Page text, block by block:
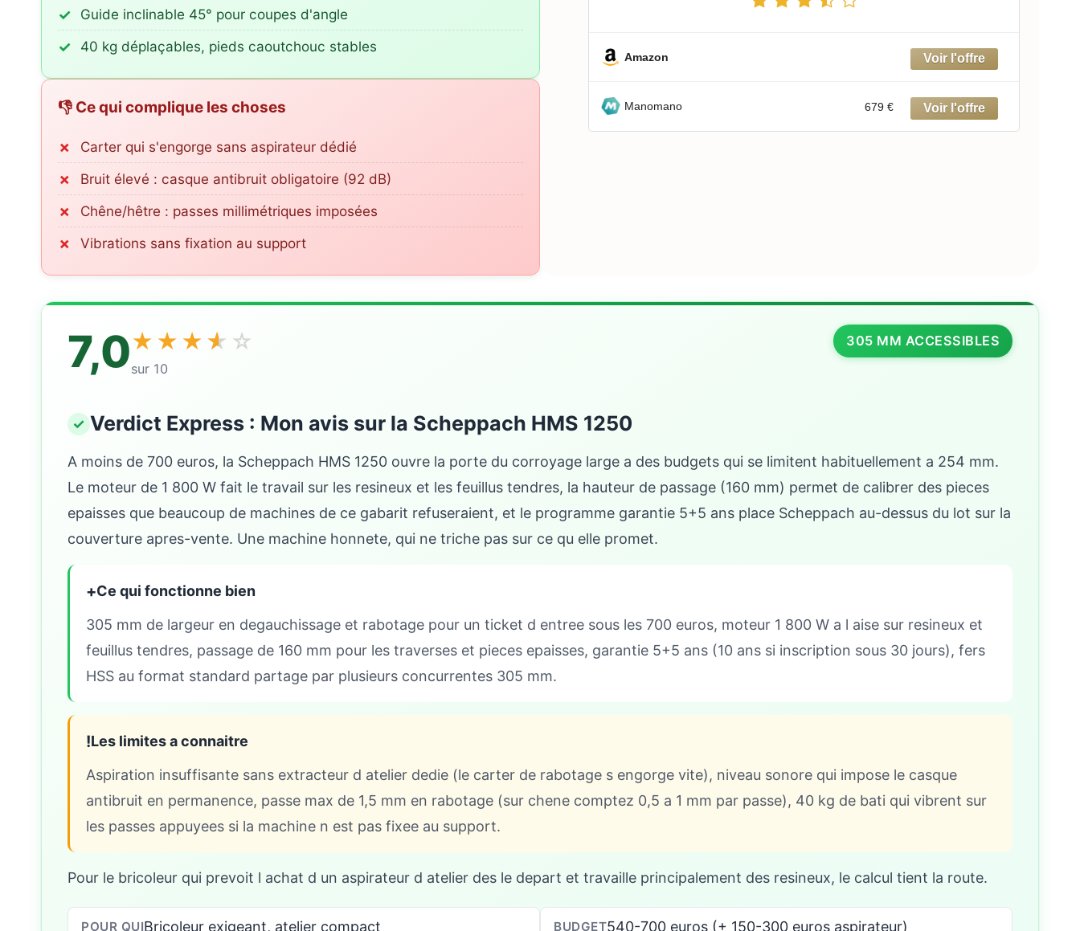
Guide inclinable 45° pour coupes d'angle
40 kg déplaçables, pieds caoutchouc stables
👎 Ce qui complique les choses
Carter qui s'engorge sans aspirateur dédié
Bruit élevé : casque antibruit obligatoire (92 dB)
Chêne/hêtre : passes millimétriques imposées
Vibrations sans fixation au support
Amazon
Manomano 679 €
7,0★ ★ ★ ★ ☆
sur 10
305 MM ACCESSIBLES
Verdict Express : Mon avis sur la Scheppach HMS 1250
A moins de 700 euros, la Scheppach HMS 1250 ouvre la porte du corroyage large a des budgets qui se limitent habituellement a 254 mm.
Le moteur de 1 800 W fait le travail sur les resineux et les feuillus tendres, la hauteur de passage (160 mm) permet de calibrer des pieces
epaisses que beaucoup de machines de ce gabarit refuseraient, et le programme garantie 5+5 ans place Scheppach au-dessus du lot sur la
couverture apres-vente. Une machine honnete, qui ne triche pas sur ce qu elle promet.
+Ce qui fonctionne bien
305 mm de largeur en degauchissage et rabotage pour un ticket d entree sous les 700 euros, moteur 1 800 W a l aise sur resineux et
feuillus tendres, passage de 160 mm pour les traverses et pieces epaisses, garantie 5+5 ans (10 ans si inscription sous 30 jours), fers
HSS au format standard partage par plusieurs concurrentes 305 mm.
!Les limites a connaitre
Aspiration insuffisante sans extracteur d atelier dedie (le carter de rabotage s engorge vite), niveau sonore qui impose le casque
antibruit en permanence, passe max de 1,5 mm en rabotage (sur chene comptez 0,5 a 1 mm par passe), 40 kg de bati qui vibrent sur
les passes appuyees si la machine n est pas fixee au support.
Pour le bricoleur qui prevoit l achat d un aspirateur d atelier des le depart et travaille principalement des resineux, le calcul tient la route.
POUR QUIBricoleur exigeant, atelier compact BUDGET540-700 euros (+ 150-300 euros aspirateur)